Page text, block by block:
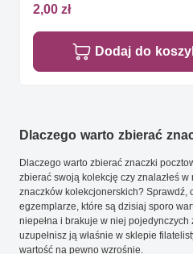
2,00 zł
Dodaj do
Dlaczego warto zbierać
Dlaczego warto zbierać znaczki
zbierać swoją kolekcję czy znalazłeś
znaczków kolekcjonerskich? Sprawdź,
egzemplarze, które są dzisiaj sporo
niepełna i brakuje w niej
uzupełnisz ją właśnie w sklepie
wartość na pewno wzrośnie.